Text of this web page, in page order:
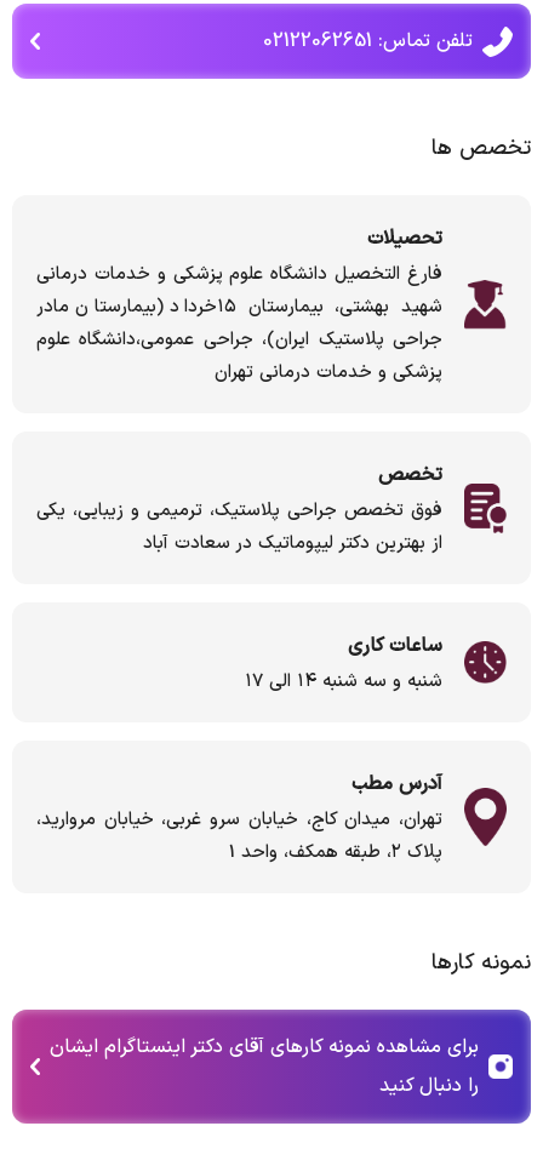
تلفن تماس: 02122062651
تخصص ها
تحصیلات
فارغ التخصیل دانشگاه علوم پزشکی و خدمات درمانی
شهید بهشتی، بیمارستان ۱۵خرداد (بیمارستان مادر
جراحی پلاستیک ایران)، جراحی عمومی،دانشگاه علوم
پزشکی و خدمات درمانی تهران
تخصص
فوق تخصص جراحی پلاستیک، ترمیمی و زیبایی، یکی
از بهترین دکتر لیپوماتیک در سعادت آباد
ساعات کاری
شنبه و سه شنبه ۱۴ الی ۱۷
آدرس مطب
تهران، میدان کاج، خیابان سرو غربی، خیابان مروارید،
پلاک ۲، طبقه همکف، واحد 1
نمونه کارها
برای مشاهده نمونه کارهای آقای دکتر اینستاگرام ایشان
را دنبال کنید